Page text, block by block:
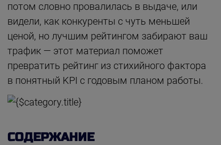
потом словно провалилась в выдаче, или
видели, как конкуренты с чуть меньшей
ценой, но лучшим рейтингом забирают ваш
трафик — этот материал поможет
превратить рейтинг из стихийного фактора
в понятный KPI с годовым планом работы.
СОДЕРЖАНИЕ